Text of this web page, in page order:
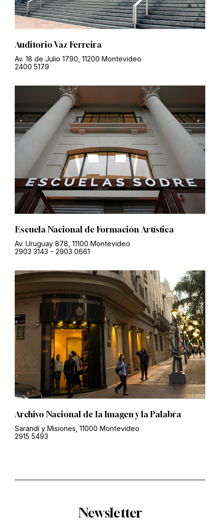
Auditorio Vaz Ferreira
Av. 18 de Julio 1790, 11200 Montevideo
2400 5179
Escuela Nacional de Formación Artística
Av. Uruguay 878, 11100 Montevideo
2903 3143 - 2903 0661
Archivo Nacional de la Imagen y la Palabra
Sarandí y Misiones, 11000 Montevideo
2915 5493
Newsletter